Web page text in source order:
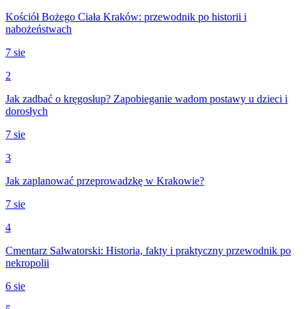
Kościół Bożego Ciała Kraków: przewodnik po historii i
nabożeństwach
7 sie
2
Jak zadbać o kręgosłup? Zapobieganie wadom postawy u dzieci i
dorosłych
7 sie
3
Jak zaplanować przeprowadzkę w Krakowie?
7 sie
4
Cmentarz Salwatorski: Historia, fakty i praktyczny przewodnik po
nekropolii
6 sie